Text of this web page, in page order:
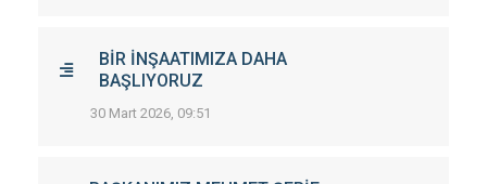
BİR İNŞAATIMIZA DAHA
BAŞLIYORUZ
30 Mart 2026, 09:51